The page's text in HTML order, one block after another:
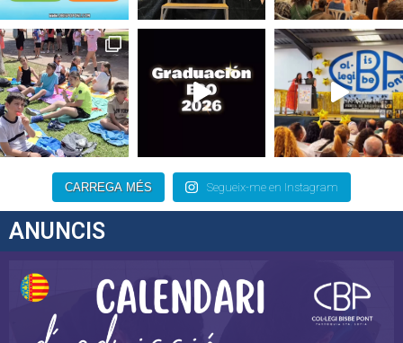
CARREGA MÉS Segueix-me en Instagram
ANUNCIS